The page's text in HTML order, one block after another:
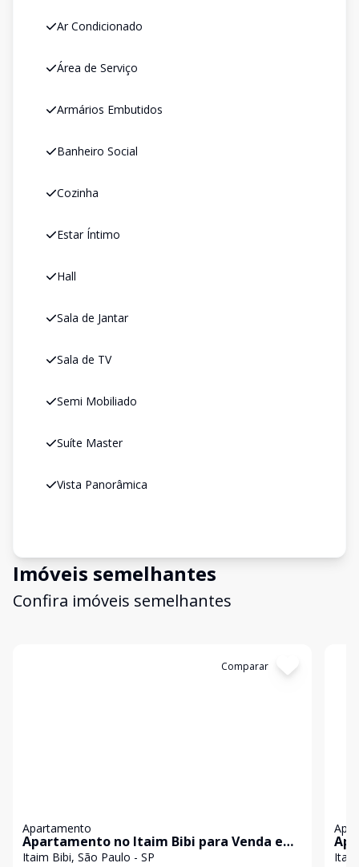
Ar Condicionado
Área de Serviço
Armários Embutidos
Banheiro Social
Cozinha
Estar Íntimo
Hall
Sala de Jantar
Sala de TV
Semi Mobiliado
Suíte Master
Vista Panorâmica
Imóveis semelhantes
Confira imóveis semelhantes
Comparar
Apartamento
Apartamento no Itaim Bibi para Venda e
Aluguel com 176 m².
Itaim Bibi, São Paulo - SP